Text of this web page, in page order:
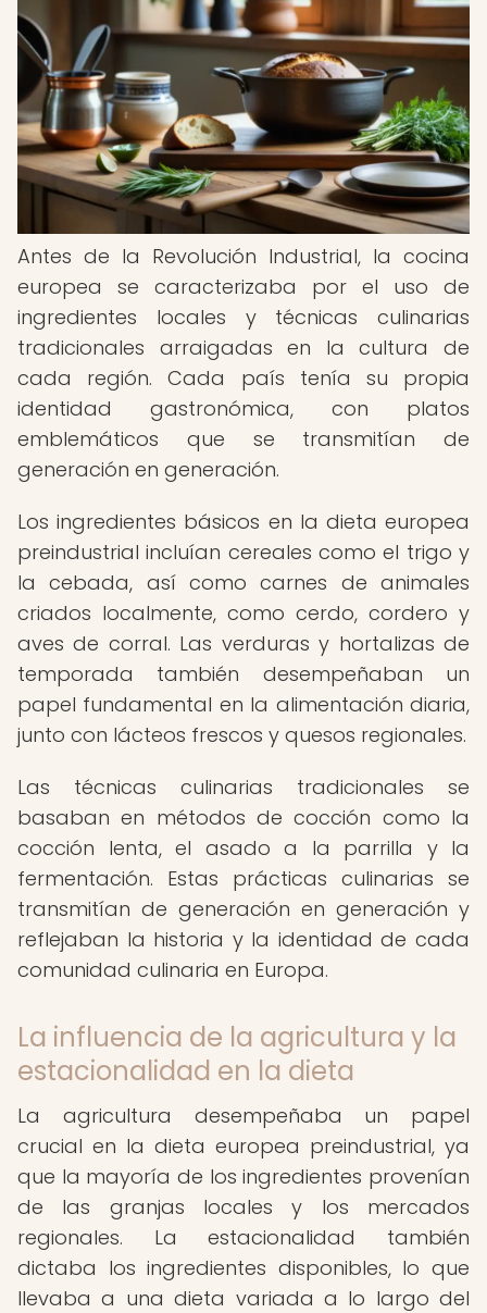
Antes de la Revolución Industrial, la cocina
europea se caracterizaba por el uso de
ingredientes locales y técnicas culinarias
tradicionales arraigadas en la cultura de
cada región. Cada país tenía su propia
identidad gastronómica, con platos
emblemáticos que se transmitían de
generación en generación.
Los ingredientes básicos en la dieta europea
preindustrial incluían cereales como el trigo y
la cebada, así como carnes de animales
criados localmente, como cerdo, cordero y
aves de corral. Las verduras y hortalizas de
temporada también desempeñaban un
papel fundamental en la alimentación diaria,
junto con lácteos frescos y quesos regionales.
Las técnicas culinarias tradicionales se
basaban en métodos de cocción como la
cocción lenta, el asado a la parrilla y la
fermentación. Estas prácticas culinarias se
transmitían de generación en generación y
reflejaban la historia y la identidad de cada
comunidad culinaria en Europa.
La influencia de la agricultura y la
estacionalidad en la dieta
La agricultura desempeñaba un papel
crucial en la dieta europea preindustrial, ya
que la mayoría de los ingredientes provenían
de las granjas locales y los mercados
regionales. La estacionalidad también
dictaba los ingredientes disponibles, lo que
llevaba a una dieta variada a lo largo del